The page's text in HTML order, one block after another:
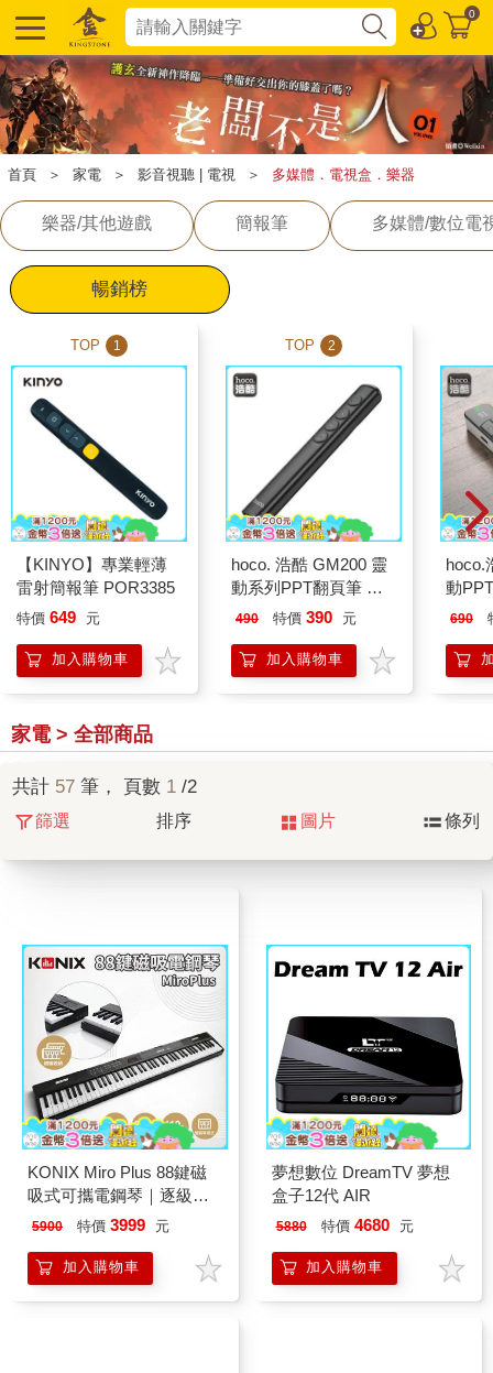
0
首頁 ＞ 家電 ＞ 影音視聽 | 電視 ＞ 多媒體．電視盒．樂器
樂器/其他遊戲 簡報筆 多媒體/數位電
暢銷榜
TOP 1
【KINYO】專業輕薄
雷射簡報筆 POR3385
特價 649 元
加入購物車
TOP 2
hoco. 浩酷 GM200 靈
動系列PPT翻頁筆 黑
色
490 特價 390 元
加入購物車
hoco.
動
690
家電 > 全部商品
共計 57 筆， 頁數 1 /2
篩選 排序 圖片 條列
KONIX Miro Plus 88鍵磁
吸式可攜電鋼琴｜逐級配
重｜900音色700節奏
5900 特價 3999 元
加入購物車
夢想數位 DreamTV 夢想
盒子12代 AIR
5880 特價 4680 元
加入購物車